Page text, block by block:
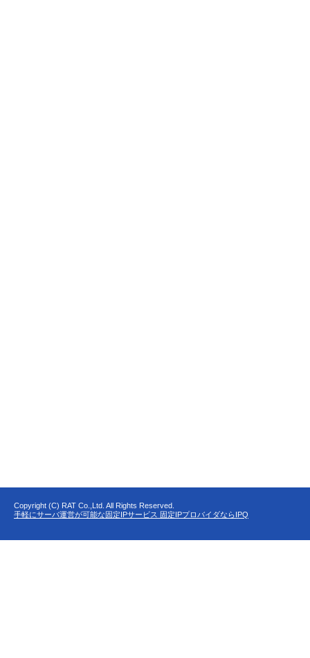
Copyright (C) RAT Co.,Ltd. All Rights Reserved.
手軽にサーバ運営が可能な固定IPサービス 固定IPプロバイダならIPQ